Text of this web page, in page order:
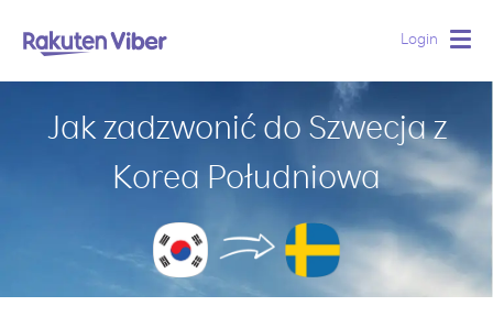
Login
Jak zadzwonić do Szwecja z
Korea Południowa